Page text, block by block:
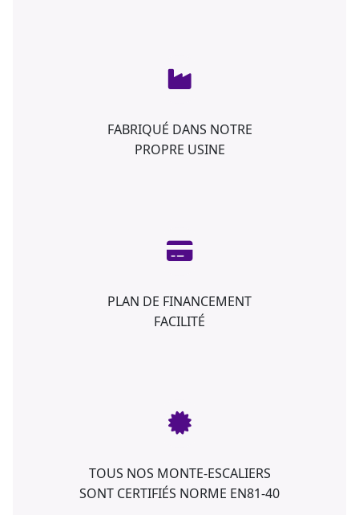
FABRIQUÉ DANS NOTRE
PROPRE USINE
PLAN DE FINANCEMENT
FACILITÉ
TOUS NOS MONTE-ESCALIERS
SONT CERTIFIÉS NORME EN81-40